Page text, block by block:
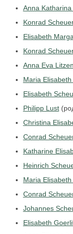
Anna
Konrad
Elisabeth
Konrad
Anna Eva
Maria
Elisabeth
Philipp Lust
Christina
Conrad
Katharine
Heinrich
Maria
Conrad
Johannes
Elisabeth